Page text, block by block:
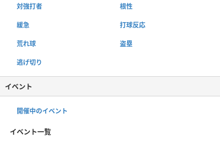
対強打者 根性
緩急 打球反応
荒れ球 盗塁
逃げ切り
イベント
開催中のイベント
イベント一覧